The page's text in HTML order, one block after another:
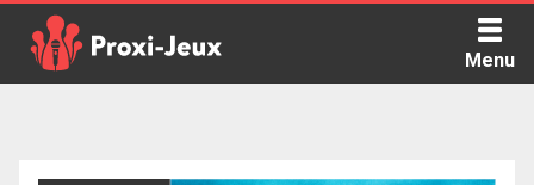
content
Menu